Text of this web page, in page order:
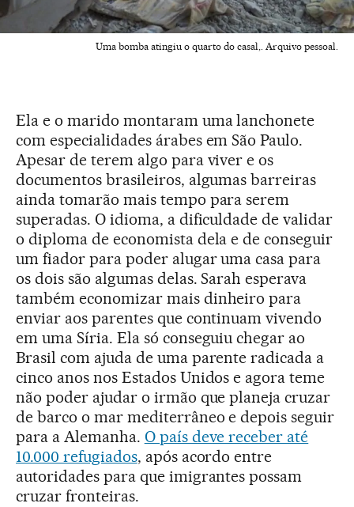
Uma bomba atingiu o quarto do casal,. Arquivo pessoal.
Ela e o marido montaram uma lanchonete
com especialidades árabes em São Paulo.
Apesar de terem algo para viver e os
documentos brasileiros, algumas barreiras
ainda tomarão mais tempo para serem
superadas. O idioma, a dificuldade de validar
o diploma de economista dela e de conseguir
um fiador para poder alugar uma casa para
os dois são algumas delas. Sarah esperava
também economizar mais dinheiro para
enviar aos parentes que continuam vivendo
em uma Síria. Ela só conseguiu chegar ao
Brasil com ajuda de uma parente radicada a
cinco anos nos Estados Unidos e agora teme
não poder ajudar o irmão que planeja cruzar
de barco o mar mediterrâneo e depois seguir
para a Alemanha. O país deve receber até
10.000 refugiados, após acordo entre
autoridades para que imigrantes possam
cruzar fronteiras.